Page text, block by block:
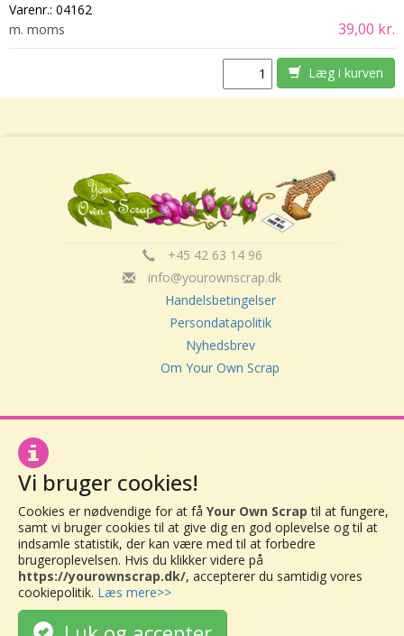
Varenr.: 04162
m. moms
39,00 kr.
Læg i kurven
+45 42 63 14 96
info@yourownscrap.dk
Handelsbetingelser
Persondatapolitik
Nyhedsbrev
Om Your Own Scrap
Vor Frue Hovedgade 20
4000 Roskilde
Vi bruger cookies!
Cookies er nødvendige for at få Your Own Scrap til at fungere,
samt vi bruger cookies til at give dig en god oplevelse og til at
indsamle statistik, der kan være med til at forbedre
brugeroplevelsen. Hvis du klikker videre på
https://yourownscrap.dk/, accepterer du samtidig vores
cookiepolitik. Læs mere>>